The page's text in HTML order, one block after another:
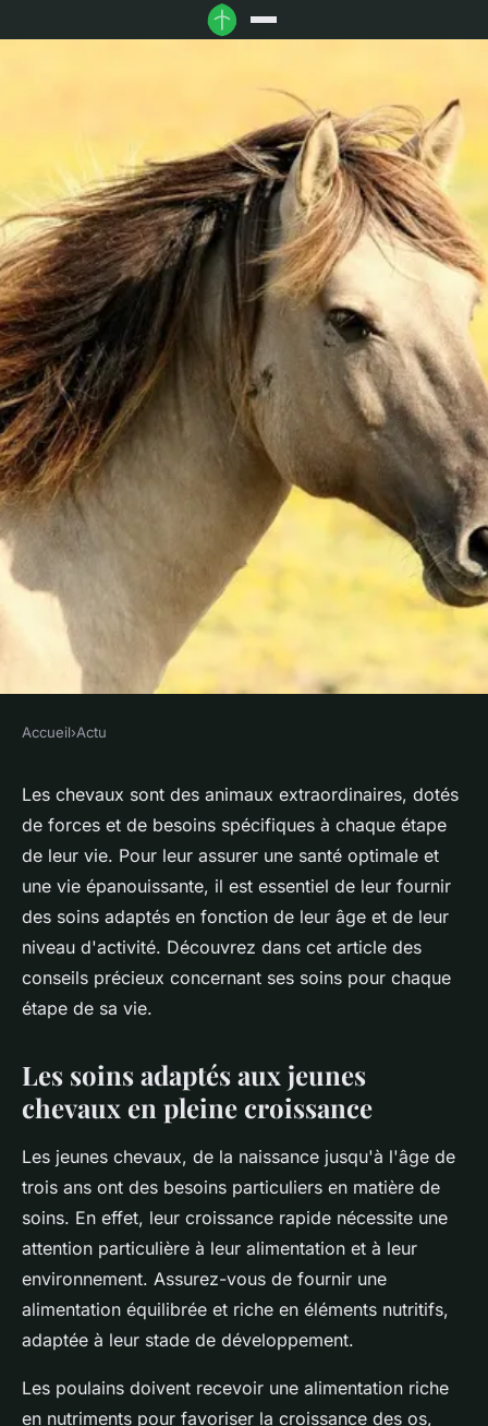
Comment prodiguer des soins
adaptés à votre cheval en
fonction de son âge et de son
niveau d'activité ?
violette •3 juin 2023 •2 min de lecture
Accueil›Actu
Les chevaux sont des animaux extraordinaires, dotés
de forces et de besoins spécifiques à chaque étape
de leur vie. Pour leur assurer une santé optimale et
une vie épanouissante, il est essentiel de leur fournir
des soins adaptés en fonction de leur âge et de leur
niveau d'activité. Découvrez dans cet article des
conseils précieux concernant ses soins pour chaque
étape de sa vie.
Les soins adaptés aux jeunes
chevaux en pleine croissance
Les jeunes chevaux, de la naissance jusqu'à l'âge de
trois ans ont des besoins particuliers en matière de
soins. En effet, leur croissance rapide nécessite une
attention particulière à leur alimentation et à leur
environnement. Assurez-vous de fournir une
alimentation équilibrée et riche en éléments nutritifs,
adaptée à leur stade de développement.
Les poulains doivent recevoir une alimentation riche
en nutriments pour favoriser la croissance des os,